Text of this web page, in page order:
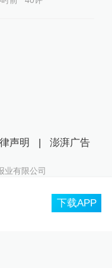
下载APP
声明 | 澎湃广告
业有限公司
31120170006
号